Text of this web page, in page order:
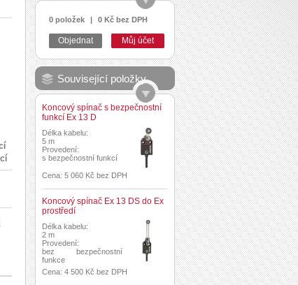
0 položek | 0 Kč bez DPH
Objednat Můj účet
Související položky
Koncový spínač s bezpečnostní
funkcí Ex 13 D
Délka kabelu:
5 m
Provedení:
s bezpečnostní funkcí
Cena: 5 060 Kč bez DPH
Koncový spínač Ex 13 DS do Ex
prostředí
Délka kabelu:
2 m
Provedení:
bez bezpečnostní
funkce
Cena: 4 500 Kč bez DPH